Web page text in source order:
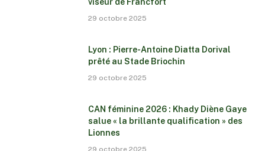
29 octobre 2025
Lyon : Pierre-Antoine Diatta Dorival
prêté au Stade Briochin
29 octobre 2025
CAN féminine 2026 : Khady Diène Gaye
salue « la brillante qualification » des
Lionnes
29 octobre 2025